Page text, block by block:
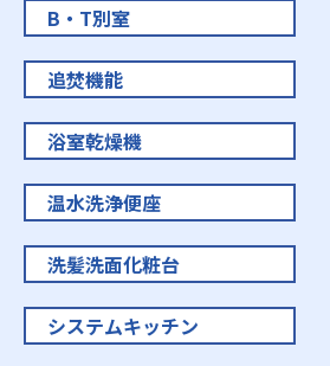
B・T別室
追焚機能
浴室乾燥機
温水洗浄便座
洗髪洗面化粧台
システムキッチン